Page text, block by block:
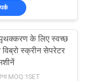
के लिए स्वच्छ
स्क्रीन सेपरेटर
MOQ:1SET